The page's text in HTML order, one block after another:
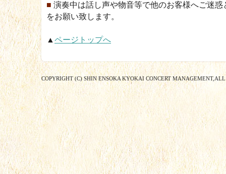
■ 演奏中は話し声や物音等で他のお客様へご迷
をお願い致します。
▲ ページトップへ
COPYRIGHT (C) SHIN ENSOKA KYOKAI CONCERT MANAGEMENT,ALL